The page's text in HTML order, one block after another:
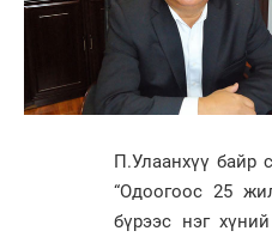
П.Улаанхүү байр
“Одоогоос 25
бүрээс нэг